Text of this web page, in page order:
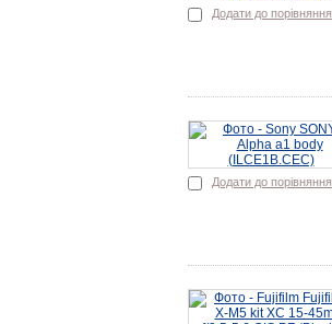
Додати до порівняння
Додати до порівняння